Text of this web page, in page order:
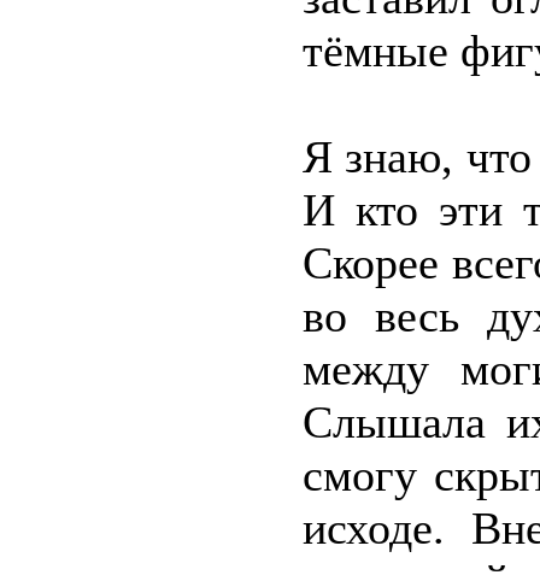
тёмные
Я знаю, что
И кто эти
Скорее
во весь
между
Слышала
смогу
исходе.